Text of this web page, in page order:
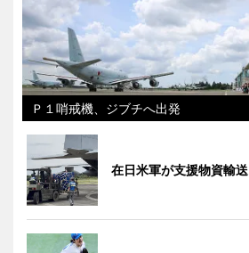
Ｐ１哨戒機、ジブチへ出発
在日米軍が支援物資輸送